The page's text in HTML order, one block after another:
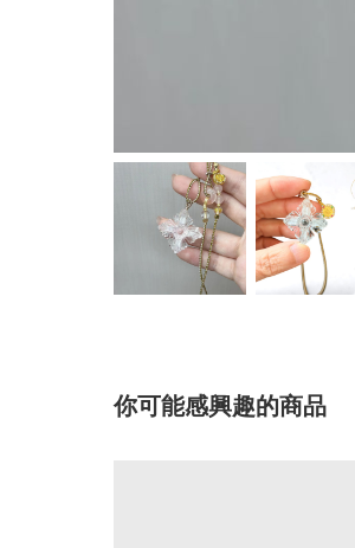
你可能感興趣的商品